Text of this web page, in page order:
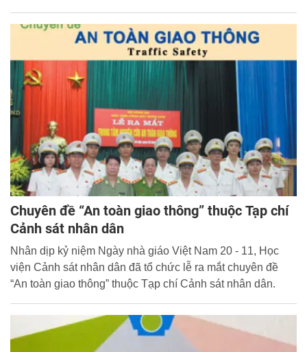
Chuyên đề “An toàn giao thông” thuộc Tạp chí
Cảnh sát nhân dân
Nhân dịp kỷ niệm Ngày nhà giáo Việt Nam 20 - 11, Học
viện Cảnh sát nhân dân đã tổ chức lễ ra mắt chuyên đề
“An toàn giao thông” thuộc Tạp chí Cảnh sát nhân dân.